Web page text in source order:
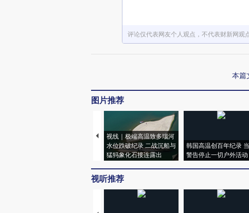
评论仅代表网友个人观点，不代表财新网观
本篇
图片推荐
视线｜极端高温致多瑙河
水位跌破纪录 二战沉船与
猛犸象化石接连露出
韩国高温创百年纪录
警告停止一切户外活动
视听推荐